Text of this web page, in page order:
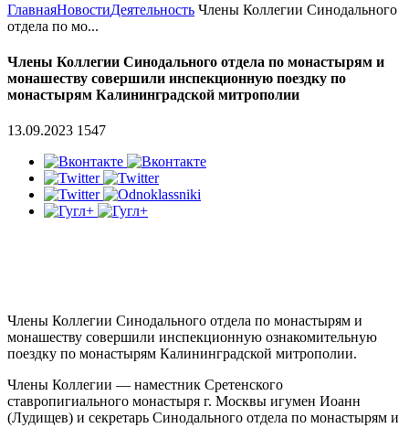
ГлавнаяНовостиДеятельность Члены Коллегии Синодального
отдела по мо...
Члены Коллегии Синодального отдела по монастырям и
монашеству совершили инспекционную поездку по
монастырям Калининградской митрополии
13.09.2023 1547
Члены Коллегии Синодального отдела по монастырям и
монашеству совершили инспекционную ознакомительную
поездку по монастырям Калининградской митрополии.
Члены Коллегии — наместник Сретенского
ставропигиального монастыря г. Москвы игумен Иоанн
(Лудищев) и секретарь Синодального отдела по монастырям и